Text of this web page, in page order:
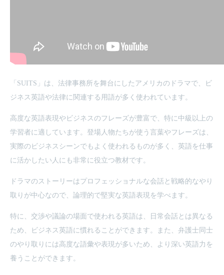
「SUITS」は、法律事務所を舞台にしたアメリカのドラマで、ビ
ジネス英語や法律に関連する用語が多く使われています。
高度な英語表現やビジネスのフレーズが豊富で、特に中級以上の
学習者に適しています。登場人物たちが使う言葉やフレーズは、
実際のビジネスシーンでもよく使われるものが多く、英語を仕事
に活かしたい人にも非常に役立つ教材です。
ドラマのストーリーはプロフェッショナルな会話と戦略的なやり
取りが中心なので、論理的で堅実な英語表現を学べます。
特に、交渉や議論の場面で使われる英語は、日常会話とは異なる
ため、ビジネス英語に慣れることができます。また、弁護士同士
のやり取りには高度な語彙や表現が多いため、より深い英語力を
養うことができます。